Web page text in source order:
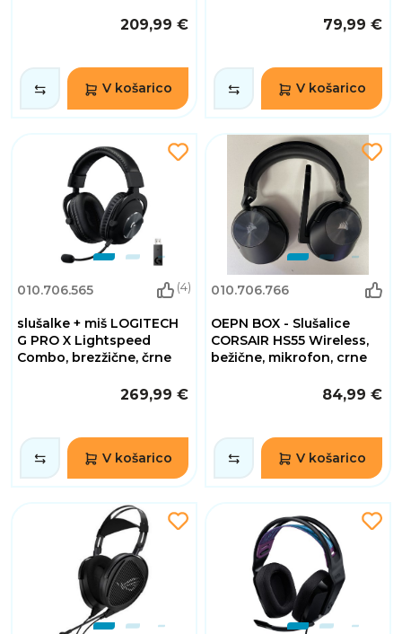
209,99 €
V košarico
79,99 €
V košarico
010.706.565 (4)
slušalke + miš LOGITECH
G PRO X Lightspeed
Combo, brezžične, črne
269,99 €
V košarico
010.706.766
OEPN BOX - Slušalice
CORSAIR HS55 Wireless,
bežične, mikrofon, crne
84,99 €
V košarico